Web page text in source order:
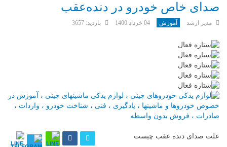
صدای خاص خودرو در دنده‌عقب
مدیر ارشد آموزش 04 خرداد 1400 بازدید: 3657
امتیاز
کاربران
علت صدای دنده عقب چیست